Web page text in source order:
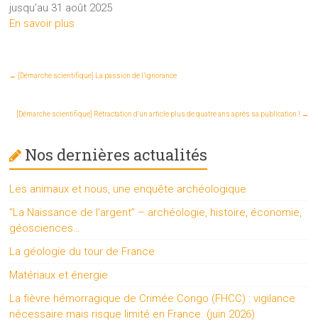
jusqu’au 31 août 2025
En savoir plus
← [Démarche scientifique] La passion de l’ignorance
[Démarche scientifique] Rétractation d’un article plus de quatre ans après sa publication ! →
Nos dernières actualités
Les animaux et nous, une enquête archéologique
“La Naissance de l’argent” – archéologie, histoire, économie,
géosciences…
La géologie du tour de France
Matériaux et énergie
La fièvre hémorragique de Crimée Congo (FHCC) : vigilance
nécessaire mais risque limité en France. (juin 2026)